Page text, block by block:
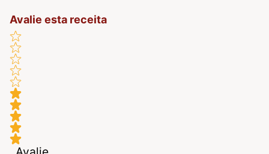
Avalie esta receita